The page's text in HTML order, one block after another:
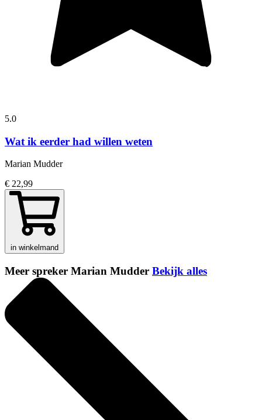
5.0
Wat ik eerder had willen weten
Marian Mudder
€ 22,99
in winkelmand
Meer spreker Marian Mudder Bekijk alles